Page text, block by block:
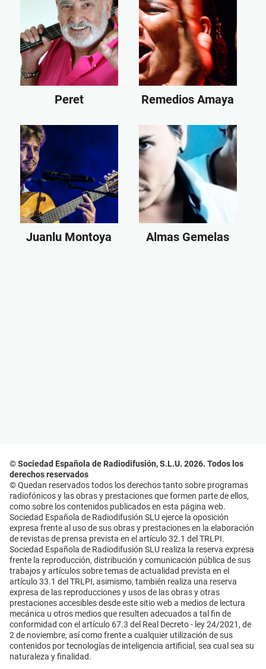
Peret Remedios Amaya
Juanlu Montoya Almas Gemelas
© Sociedad Española de Radiodifusión, S.L.U. 2026. Todos los
derechos reservados
© Quedan reservados todos los derechos tanto sobre programas
radiofónicos y las obras y prestaciones que formen parte de ellos,
como sobre los contenidos publicados en esta página web.
Sociedad Española de Radiodifusión SLU ejerce la oposición
expresa frente al uso de sus obras y prestaciones en la elaboración
de revistas de prensa prevista en el artículo 32.1 del TRLPI.
Sociedad Española de Radiodifusión SLU realiza la reserva expresa
frente la reproducción, distribución y comunicación pública de sus
trabajos y artículos sobre temas de actualidad prevista en el
artículo 33.1 del TRLPI, asimismo, también realiza una reserva
expresa de las reproducciones y usos de las obras y otras
prestaciones accesibles desde este sitio web a medios de lectura
mecánica u otros medios que resulten adecuados a tal fin de
conformidad con el artículo 67.3 del Real Decreto - ley 24/2021, de
2 de noviembre, así como frente a cualquier utilización de sus
contenidos por tecnologías de inteligencia artificial, sea cual sea su
naturaleza y finalidad.